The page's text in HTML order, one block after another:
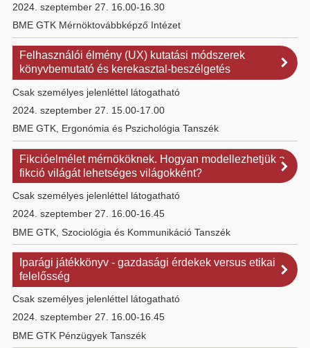
2024. szeptember 27. 16.00-16.30
BME GTK Mérnöktovábbképző Intézet
Felhasználói élmény (UX) kutatási módszerek
könyvbemutató és kerekasztal-beszélgetés
Csak személyes jelenléttel látogatható
2024. szeptember 27. 15.00-17.00
BME GTK, Ergonómia és Pszichológia Tanszék
Fikcióelmélet mérnököknek. Hogyan modellezhetjük a
fikció világát lehetséges világokként?
Csak személyes jelenléttel látogatható
2024. szeptember 27. 16.00-16.45
BME GTK, Szociológia és Kommunikáció Tanszék
Iparági játékkönyv - gazdasági érdekek versus etikai
felelősség
Csak személyes jelenléttel látogatható
2024. szeptember 27. 16.00-16.45
BME GTK Pénzügyek Tanszék